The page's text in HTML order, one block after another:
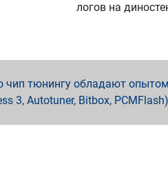
логов на
тюнингу обладают
3, Autotuner, Bitbox,